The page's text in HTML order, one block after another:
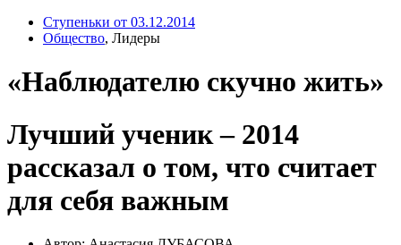
Ступеньки от 03.12.2014
Общество, Лидеры
«Наблюдателю скучно жить»
Лучший ученик – 2014
рассказал о том, что считает
для себя важным